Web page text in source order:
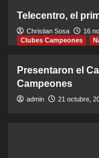
Telecentro, el
Christian Sosa 16
Clubes Campeones
Presentaron el
Campeones
admin 21 octubre,